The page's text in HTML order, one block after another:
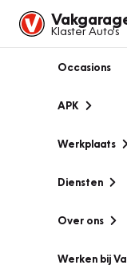
Klaster Auto's
Occasions
APK
Werkplaats
Diensten
Over ons
Werken bij